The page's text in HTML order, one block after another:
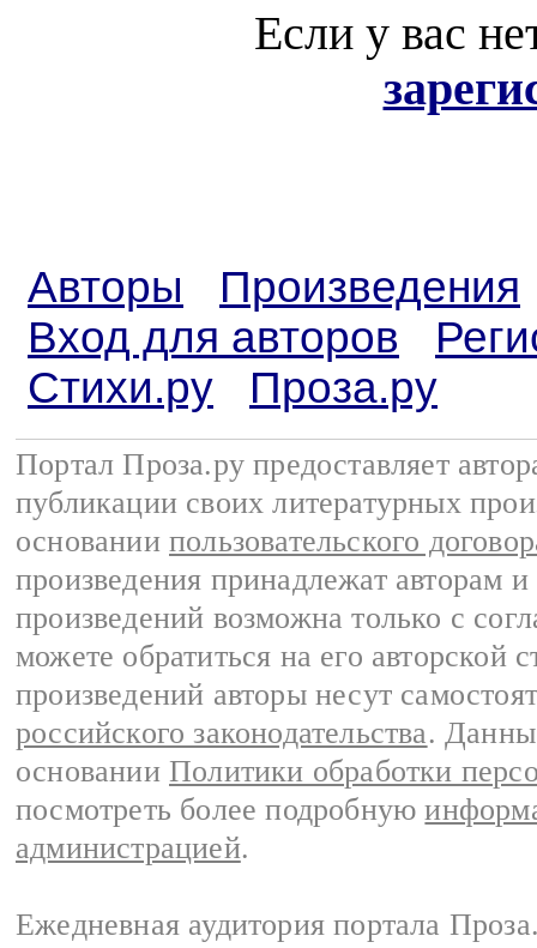
Если у вас
Авторы
Произведения
Вход для авторов
Стихи.ру
Проза.ру
Портал Проза.ру предоставляет
публикации своих литературных
основании пользовательского
произведения принадлежат авторам
произведений возможна только с
можете обратиться на его авторской
произведений авторы несут
российского законодательства.
основании Политики обработки
посмотреть более подробную
администрацией.
Ежедневная аудитория портала